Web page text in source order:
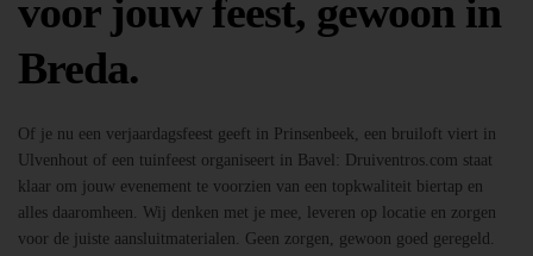
voor jouw feest, gewoon in
Breda.
Of je nu een verjaardagsfeest geeft in Prinsenbeek, een bruiloft viert in
Ulvenhout of een tuinfeest organiseert in Bavel: Druiventros.com staat
klaar om jouw evenement te voorzien van een topkwaliteit biertap en
alles daaromheen. Wij denken met je mee, leveren op locatie en zorgen
voor de juiste aansluitmaterialen. Geen zorgen, gewoon goed geregeld.